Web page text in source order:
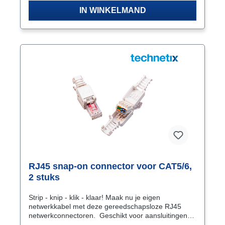
IN WINKELMAND
RJ45 snap-on connector voor CAT5/6,
2 stuks
Strip - knip - klik - klaar! Maak nu je eigen
netwerkkabel met deze gereedschapsloze RJ45
netwerkconnectoren. Geschikt voor aansluitingen